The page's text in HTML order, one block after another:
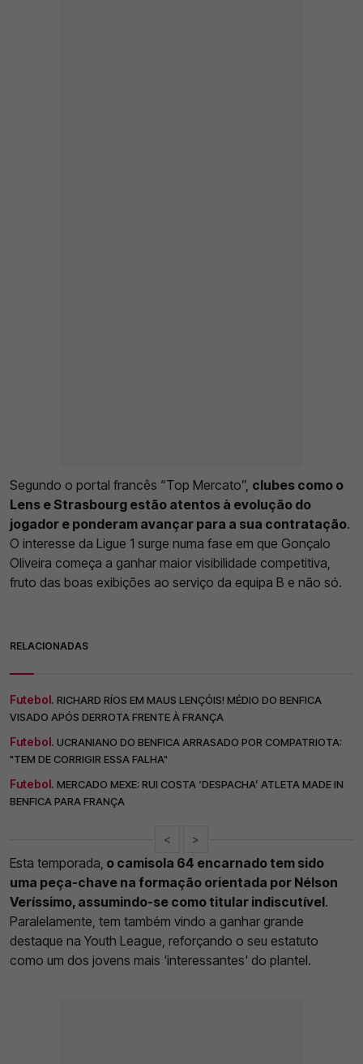
Segundo o portal francês “Top Mercato”, clubes como o
Lens e Strasbourg estão atentos à evolução do
jogador e ponderam avançar para a sua contratação.
O interesse da Ligue 1 surge numa fase em que Gonçalo
Oliveira começa a ganhar maior visibilidade competitiva,
fruto das boas exibições ao serviço da equipa B e não só.
RELACIONADAS
Futebol. RICHARD RÍOS EM MAUS LENÇÓIS! MÉDIO DO BENFICA
VISADO APÓS DERROTA FRENTE À FRANÇA
Futebol. UCRANIANO DO BENFICA ARRASADO POR COMPATRIOTA:
"TEM DE CORRIGIR ESSA FALHA"
Futebol. MERCADO MEXE: RUI COSTA ‘DESPACHA’ ATLETA MADE IN
BENFICA PARA FRANÇA
< >
Esta temporada, o camisola 64 encarnado tem sido
uma peça-chave na formação orientada por Nélson
Veríssimo, assumindo-se como titular indiscutível.
Paralelamente, tem também vindo a ganhar grande
destaque na Youth League, reforçando o seu estatuto
como um dos jovens mais 'interessantes' do plantel.